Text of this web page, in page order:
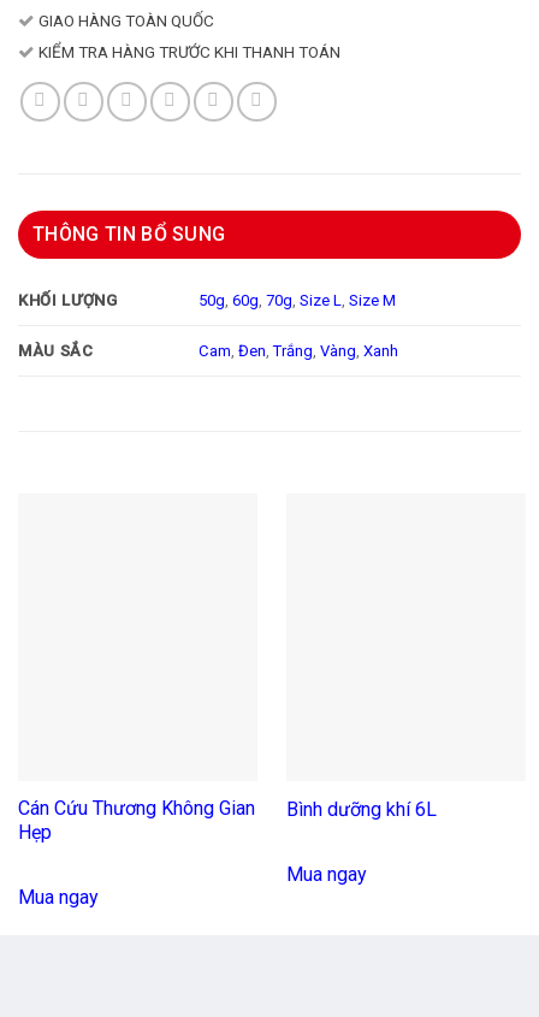
GIAO HÀNG TOÀN QUỐC
KIỂM TRA HÀNG TRƯỚC KHI THANH TOÁN
THÔNG TIN BỔ SUNG
KHỐI LƯỢNG 50g 60g 70g Size L Size M
MÀU SẮC Cam Đen ,Trắng Vàng Xanh
Cán Cứu Thương Không Gian
Hẹp
Mua ngay
Bình dưỡng khí 6L
Mua ngay